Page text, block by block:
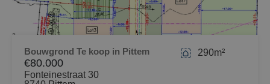
Bouwgrond Te koop in Pittem
€80.000
Fonteinestraat 30
290m²